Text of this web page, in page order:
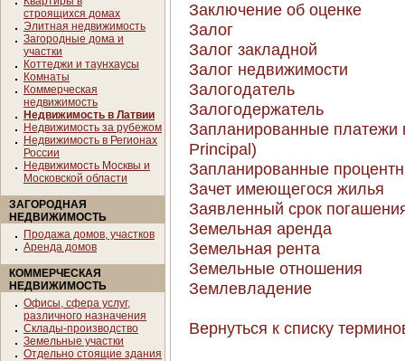
строящихся домах
Элитная недвижимость
Загородные дома и
участки
Коттеджи и таунхаусы
Комнаты
Коммерческая
недвижимость
Недвижимость в Латвии
Недвижимость за рубежом
Недвижимость в Регионах
России
Недвижимость Москвы и
Московской области
ЗАГОРОДНАЯ
НЕДВИЖИМОСТЬ
Продажа домов, участков
Аренда домов
КОММЕРЧЕСКАЯ
НЕДВИЖИМОСТЬ
Офисы, сфера услуг,
различного назначения
Склады-производство
Земельные участки
Отдельно стоящие здания
Заключение об оценке
Залог
Залог закладной
Залог недвижимости
Залогодатель
Залогодержатель
Запланированные платежи
Principal)
Запланированные
Зачет имеющегося жилья
Заявленный срок
Земельная аренда
Земельная рента
Земельные отношения
Землевладение
Вернуться к списку